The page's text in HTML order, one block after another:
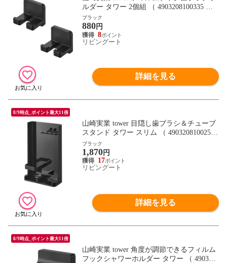
ルダー タワー 2個組 （ 4903208100335 タ
ワーシリーズ 歯ブラシホルダー 2個 フィ
ルムフック 歯ブラシ ホルダー フック 歯ブ
ラシフック 掛け 小物 浮かせて収納 浮かせ
る収納 ） 【ブラック】
ブラック
880円
8
リビングート
詳細を見る
8/9時点_ポイント最大11倍
山崎実業 tower 目隠し歯ブラシ＆チューブ
スタンド タワー スリム （ 4903208100250
タワーシリーズ 歯ブラシスタンド チュー
ブスタンド 歯ブラシ立て 歯ブラシホルダ
ー 歯ブラシ収納 目隠し 歯ブラシ＆チュー
ブ スタンド 収納 ） 【ブラック】
ブラック
1,870円
17
リビングート
詳細を見る
8/9時点_ポイント最大11倍
山崎実業 tower 角度が調節できるフィルム
フックシャワーホルダー タワー （ 490320